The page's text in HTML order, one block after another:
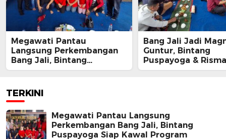
Megawati Pantau
Langsung Perkembangan
Bang Jali, Bintang
Puspayoga Siap Kawal
Bang Jali Jadi
Guntur, Bintang
Puspayoga & Risma
Kompak Apresiasi
TERKINI
Megawati Pantau Langsung
Perkembangan Bang Jali, Bintang
Puspayoga Siap Kawal Program